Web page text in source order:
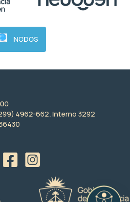
NODOS
4962-662. Interno 3292